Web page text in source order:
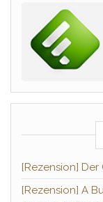
[Rezension]
[Rezension] A